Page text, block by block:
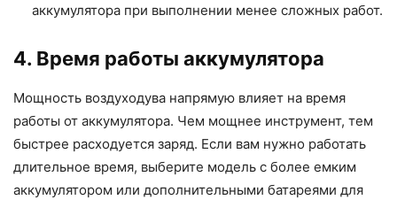
аккумулятора при выполнении менее сложных работ.
4. Время работы аккумулятора
Мощность воздуходува напрямую влияет на время
работы от аккумулятора. Чем мощнее инструмент, тем
быстрее расходуется заряд. Если вам нужно работать
длительное время, выберите модель с более емким
аккумулятором или дополнительными батареями для